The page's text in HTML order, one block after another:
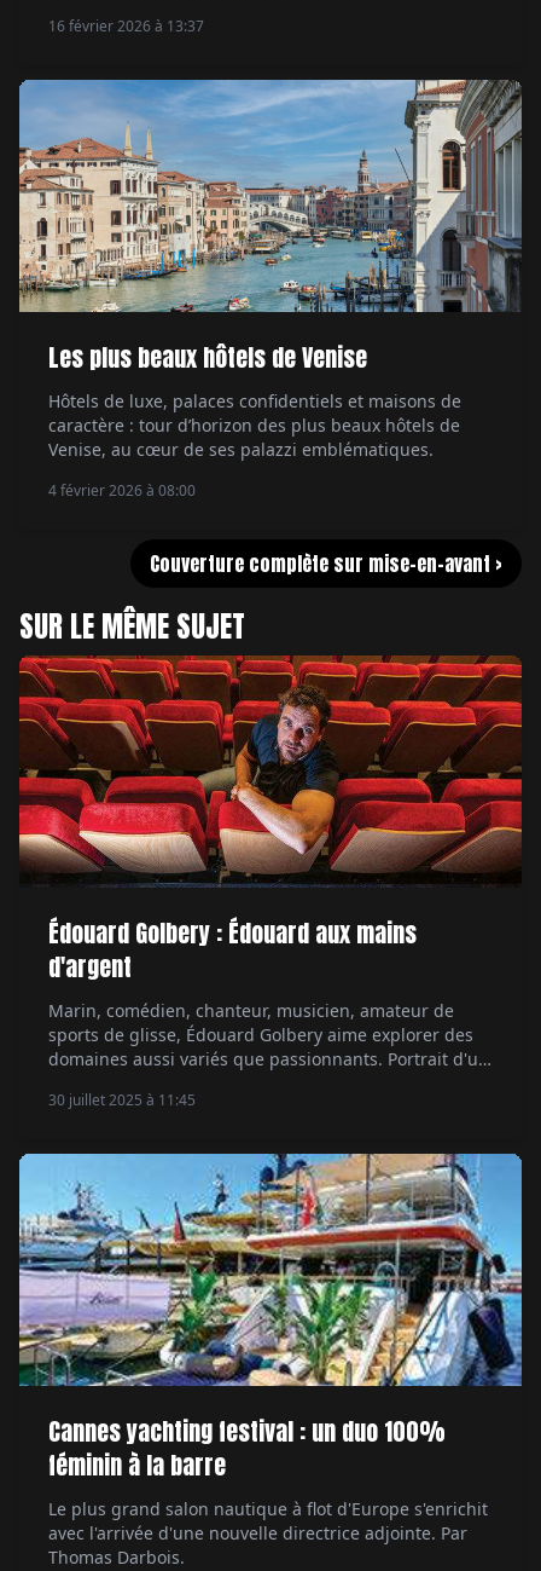
16 février 2026 à 13:37
Les plus beaux hôtels de Venise
Hôtels de luxe, palaces confidentiels et maisons de
caractère : tour d’horizon des plus beaux hôtels de
Venise, au cœur de ses palazzi emblématiques.
4 février 2026 à 08:00
Couverture complète sur mise-en-avant >
SUR LE MÊME SUJET
Édouard Golbery : Édouard aux mains
d'argent
Marin, comédien, chanteur, musicien, amateur de
sports de glisse, Édouard Golbery aime explorer des
domaines aussi variés que passionnants. Portrait d'un
s'aligner au départ du Vendée Globe. Par Servane
30 juillet 2025 à 11:45
Cannes yachting festival : un duo 100%
féminin à la barre
Le plus grand salon nautique à flot d'Europe s'enrichit
avec l'arrivée d'une nouvelle directrice adjointe. Par
Thomas Darbois.